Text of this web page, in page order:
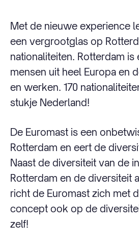
Met de nieuwe experience
een vergrootglas op
nationaliteiten. Rotterdam is
mensen uit heel Europa en
en werken. 170
stukje Nederland!
De Euromast is een
Rotterdam en eert de
Naast de diversiteit van de
Rotterdam en de diversiteit
richt de Euromast zich met
concept ook op de
zelf!